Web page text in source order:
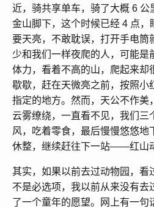
近，骑共享单车，骑了大概 6
金山脚下，这个时候已经 4 点
要天亮，不敢耽误，打开手电筒
少和我们一样夜爬的人，可能是
体力，看着不高的山，爬起来却
歇歇，赶在天微亮之前，按照小
指定的地方。然而，天公不作美
云雾缭绕，一直看不见，我们三
风，吃着零食，最后慢慢悠悠地
休整，继续赶往下一站——红山
其实，如果以前去过动物园，看
不是必选项，我以前从来没有去
了一个童年的愿望。网上有一句